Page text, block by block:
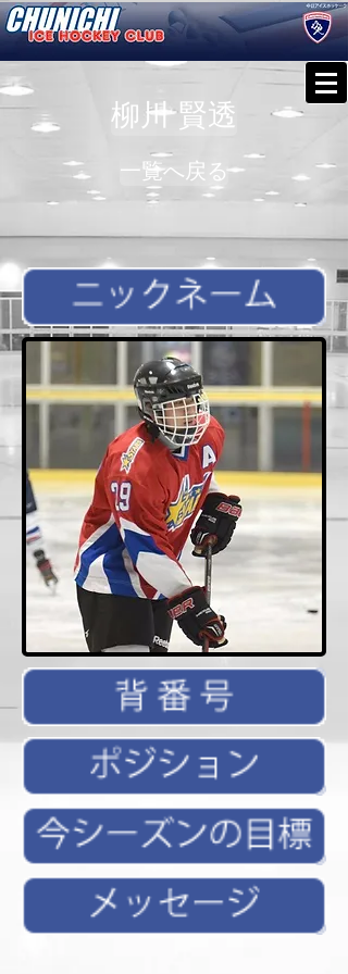
柳川 賢透
一覧へ戻る